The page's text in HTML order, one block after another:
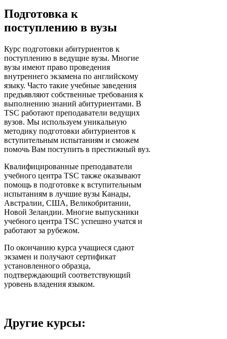
Подготовка к
поступлению в вузы
Курс подготовки абитуриентов к
поступлению в ведущие вузы. Многие
вузы имеют право проведения
внутреннего экзамена по английскому
языку. Часто такие учебные заведения
предъявляют собственные требования к
выполнению знаний абитуриентами. В
TSC работают преподаватели ведущих
вузов. Мы используем уникальную
методику подготовки абитуриентов к
вступительным испытаниям и сможем
помочь Вам поступить в престижный вуз.
Квалифицированные преподаватели
учебного центра TSC также оказывают
помощь в подготовке к вступительным
испытаниям в лучшие вузы Канады,
Австралии, США, Великобритании,
Новой Зеландии. Многие выпускники
учебного центра TSC успешно учатся и
работают за рубежом.
По окончанию курса учащиеся сдают
экзамен и получают сертификат
установленного образца,
подтверждающий соответствующий
уровень владения языком.
Другие курсы: